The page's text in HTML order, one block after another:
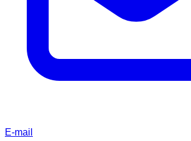
E-mail